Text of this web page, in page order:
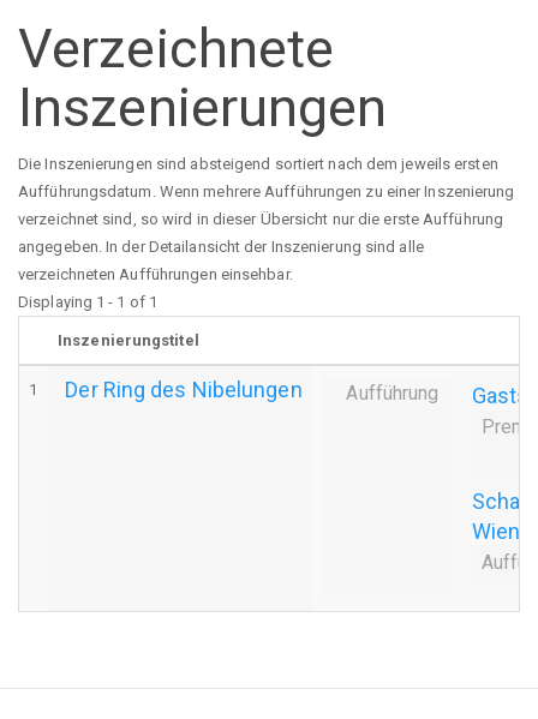
Verzeichnete
Inszenierungen
Die Inszenierungen sind absteigend sortiert nach dem jeweils ersten
Aufführungsdatum. Wenn mehrere Aufführungen zu einer Inszenierung
verzeichnet sind, so wird in dieser Übersicht nur die erste Aufführung
angegeben. In der Detailansicht der Inszenierung sind alle
verzeichneten Aufführungen einsehbar.
Displaying 1 - 1 of 1
Inszenierungstitel
1 Der Ring des Nibelungen Aufführung